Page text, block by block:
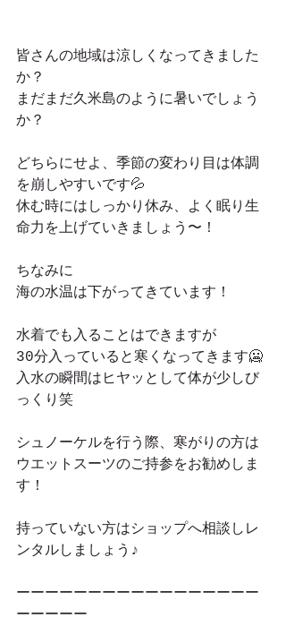
皆さんの地域は涼しくなってきました
か？
まだまだ久米島のように暑いでしょう
か？
どちらにせよ、季節の変わり目は体調
を崩しやすいです💦
休む時にはしっかり休み、よく眠り生
命力を上げていきましょう〜！
ちなみに
海の水温は下がってきています！
水着でも入ることはできますが
30分入っていると寒くなってきます🥶
入水の瞬間はヒヤッとして体が少しび
っくり笑
シュノーケルを行う際、寒がりの方は
ウエットスーツのご持参をお勧めしま
す！
持っていない方はショップへ相談しレ
ンタルしましょう♪
ーーーーーーーーーーーーーーーーー
ーーーーー